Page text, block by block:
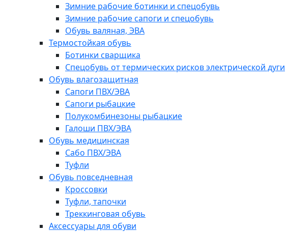
Зимние рабочие ботинки и спецобувь
Зимние рабочие сапоги и спецобувь
Обувь валяная, ЭВА
Термостойкая обувь
Ботинки сварщика
Спецобувь от термических рисков электрической дуги
Обувь влагозащитная
Сапоги ПВХ/ЭВА
Сапоги рыбацкие
Полукомбинезоны рыбацкие
Галоши ПВХ/ЭВА
Обувь медицинская
Сабо ПВХ/ЭВА
Туфли
Обувь повседневная
Кроссовки
Туфли, тапочки
Треккинговая обувь
Аксессуары для обуви